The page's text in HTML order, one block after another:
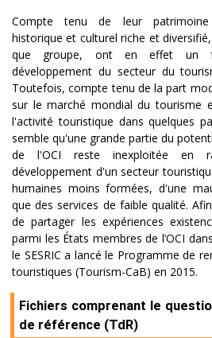
Compte tenu de leur patrimoine
historique et culturel riche et
que groupe, ont en effet un
développement du secteur du
Toutefois, compte tenu de la part
sur le marché mondial du tourisme
l'activité touristique dans quelques
semble qu'une grande partie du
de l'OCI reste inexploitée en
développement d'un secteur
humaines moins formées, d'une
que des services de faible qualité.
de partager les expériences
parmi les États membres de l’OCI
le SESRIC a lancé le Programme de
touristiques (Tourism-CaB) en 2015.
Fichiers comprenant le
de référence (TdR)